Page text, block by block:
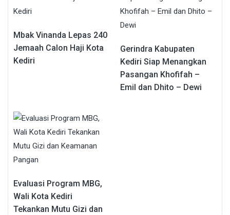
Mbak Vinanda Lepas 240
Jemaah Calon Haji Kota
Kediri
Gerindra Kabupaten
Kediri Siap Menangkan
Pasangan Khofifah –
Emil dan Dhito – Dewi
Evaluasi Program MBG,
Wali Kota Kediri
Tekankan Mutu Gizi dan